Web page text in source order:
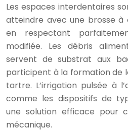
Les espaces interdentaires
atteindre avec une brosse à
en respectant
modifiée. Les débris
servent de substrat aux
participent à la formation de
tartre. L’irrigation pulsée à
comme les dispositifs de
une solution efficace pour
mécanique.